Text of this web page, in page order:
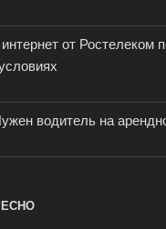
от Ростелеком
водитель на